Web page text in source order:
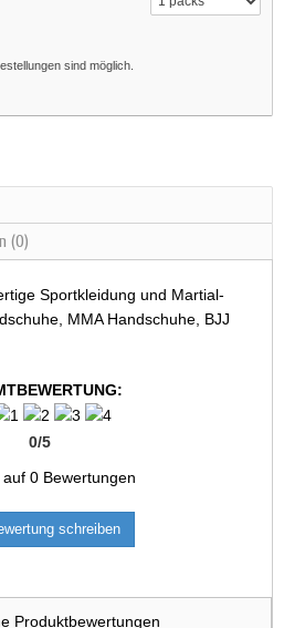
sind möglich.
(0)
Sportkleidung und Martial-
MMA Handschuhe, BJJ
0/5
auf 0 Bewertungen
schreiben
Produktbewertungen